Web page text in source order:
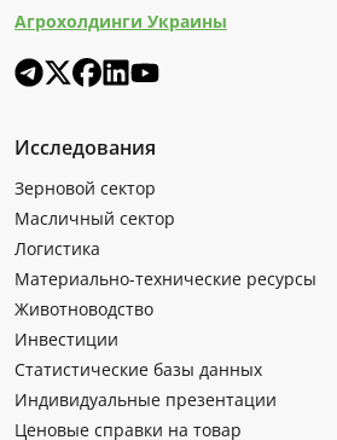
Агрохолдинги Украины
Исследования
Зерновой сектор
Масличный сектор
Логистика
Материально-технические ресурсы
Животноводство
Инвестиции
Статистические базы данных
Индивидуальные презентации
Ценовые справки на товар